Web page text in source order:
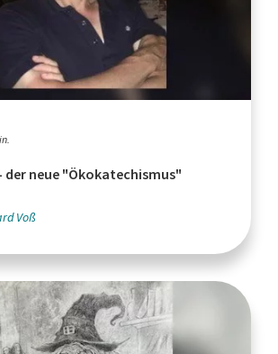
der neue "Ökokatechismus"
Voß